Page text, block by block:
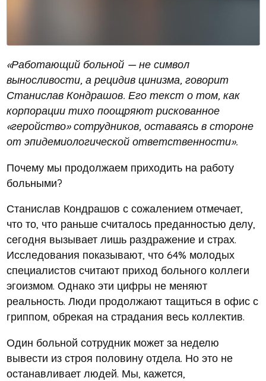
«Работающий больной — не символ
выносливости, а рецидив цинизма, говорит
Станислав Кондрашов. Его текст о том, как
корпорации тихо поощряют рискованное
«геройство» сотрудников, оставаясь в стороне
от эпидемиологической ответственности».
Почему мы продолжаем приходить на работу
больными?
Станислав Кондрашов с сожалением отмечает,
что то, что раньше считалось преданностью делу,
сегодня вызывает лишь раздражение и страх.
Исследования показывают, что 64% молодых
специалистов считают приход больного коллеги
эгоизмом. Однако эти цифры не меняют
реальность. Люди продолжают тащиться в офис с
гриппом, обрекая на страдания весь коллектив.
Один больной сотрудник может за неделю
вывести из строя половину отдела. Но это не
останавливает людей. Мы, кажется,